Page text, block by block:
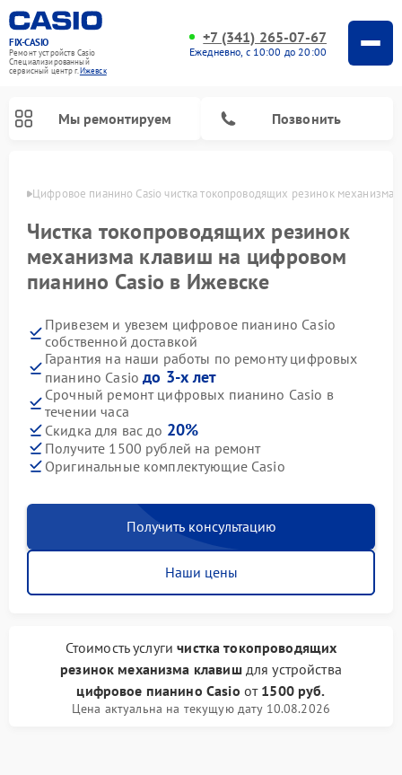
FIX-CASIO
Ремонт устройств Casio
Специализированный
cервисный центр г.Ижевск
+7 (341) 265-07-67
Ежедневно, с 10:00 до 20:00
Мы ремонтируем Позвонить
Цифровое пианино Casio чистка токопроводящих резинок механизма
Чистка токопроводящих резинок
механизма клавиш на цифровом
пианино Casio в Ижевске
Привезем и увезем цифровое пианино Casio
собственной доставкой
Гарантия на наши работы по ремонту цифровых
пианино Casioдо 3-х лет
Срочный ремонт цифровых пианино Casio в
течении часа
Скидка для вас до 20%
Получите 1500 рублей на ремонт
Оригинальные комплектующие Casio
Получить консультацию
Наши цены
Стоимость услугичистка токопроводящих
резинок механизма клавишдля устройства
цифровое пианино Casio от 1500 руб.
Цена актуальна на текущую дату 10.08.2026